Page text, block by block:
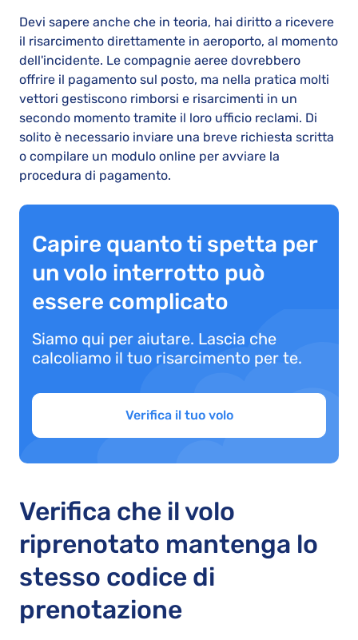
Devi sapere anche che in teoria, hai diritto a ricevere
il risarcimento direttamente in aeroporto, al momento
dell'incidente. Le compagnie aeree dovrebbero
offrire il pagamento sul posto, ma nella pratica molti
vettori gestiscono rimborsi e risarcimenti in un
secondo momento tramite il loro ufficio reclami. Di
solito è necessario inviare una breve richiesta scritta
o compilare un modulo online per avviare la
procedura di pagamento.
Capire quanto ti spetta per
un volo interrotto può
essere complicato
Siamo qui per aiutare. Lascia che
calcoliamo il tuo risarcimento per te.
Verifica il tuo volo
Verifica che il volo
riprenotato mantenga lo
stesso codice di
prenotazione